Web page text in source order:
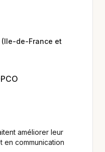
de-France et
améliorer leur
en communication